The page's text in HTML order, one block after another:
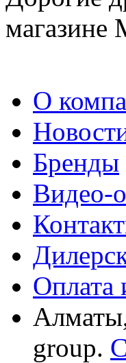
магазине
О
Бренды
Видео-
Оплата
group.